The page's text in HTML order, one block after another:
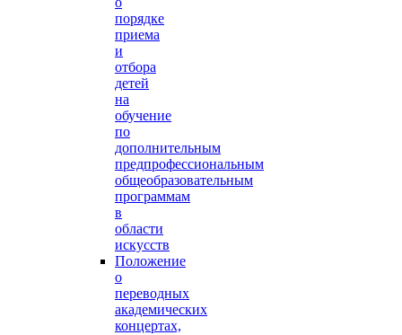
порядке
приема
и
отбора
детей
на
обучение
по
дополнительным
предпрофессиональным
общеобразовательным
программам
в
области
искусств
Положение
о
переводных
академических
концертах,